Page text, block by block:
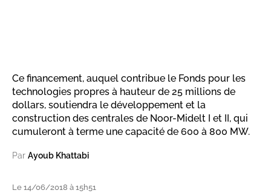
Ce financement, auquel contribue le Fonds pour les
technologies propres à hauteur de 25 millions de
dollars, soutiendra le développement et la
construction des centrales de Noor-Midelt I et II, qui
cumuleront à terme une capacité de 600 à 800 MW.
Par Ayoub Khattabi
Le 14/06/2018 à 15h51